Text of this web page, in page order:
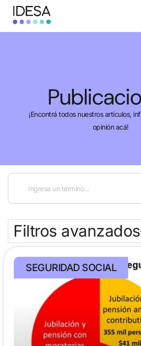
¡Encontrá todos nuestros artículos,
opinión acá!
Filtros avanzados
SEGURIDAD SOCIAL